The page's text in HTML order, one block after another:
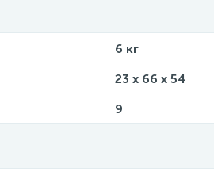
6 кг
23 x 66 x 54
9